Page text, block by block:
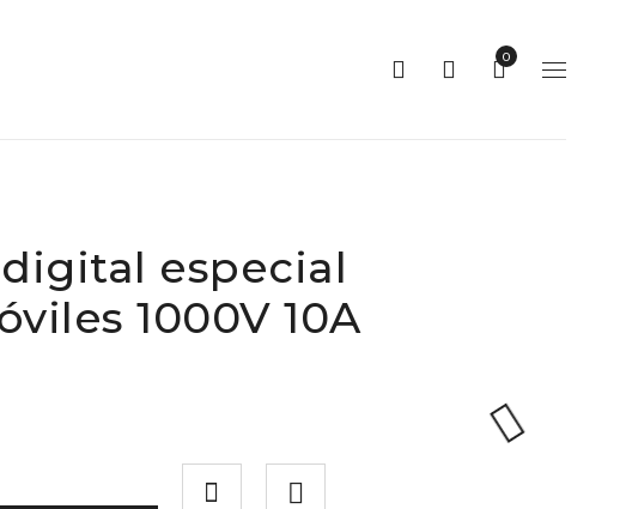
0
especial
1000V 10A